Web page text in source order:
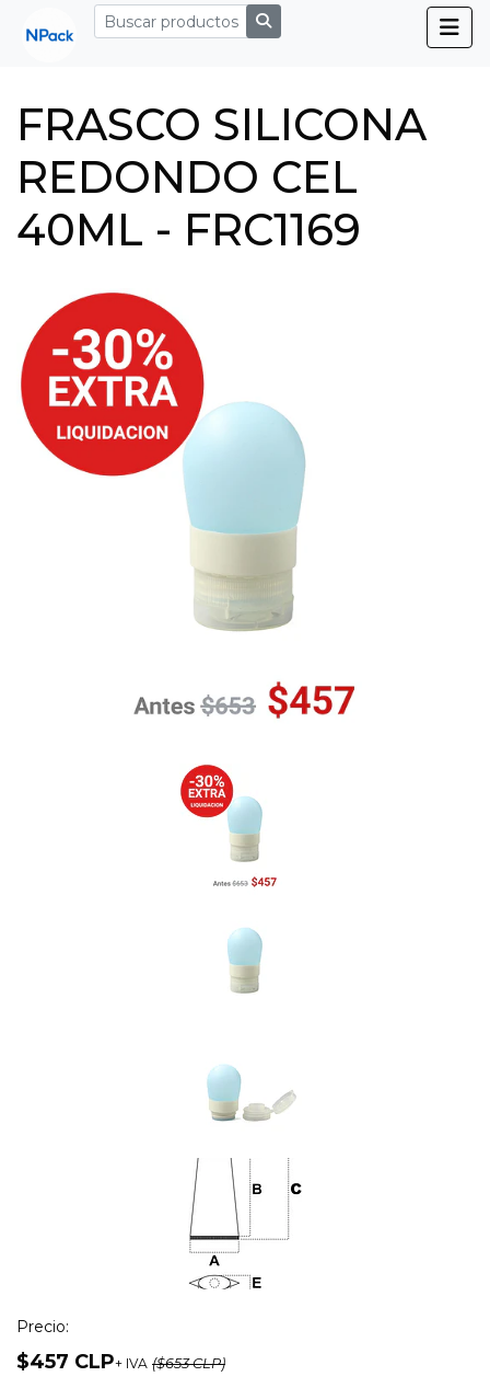
FRASCO SILICONA
REDONDO CEL
40ML - FRC1169
Precio:
$457 CLP+ IVA ($653 CLP)